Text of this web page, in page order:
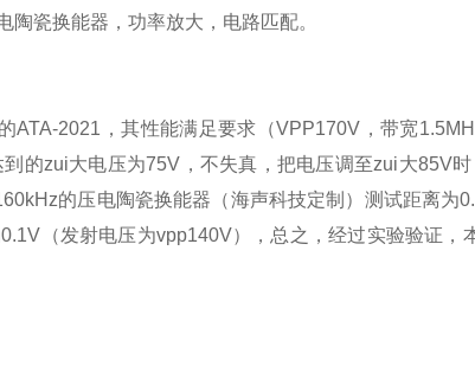
瓷换能器，功率放大，电路匹配。
ATA-2021，其性能满足要求（VPP170V，带宽
的zui大电压为75V，不失真，把电压调至zui大85V
的压电陶瓷换能器（海声科技定制）测试距离为
（发射电压为vpp140V），总之，经过实验验证